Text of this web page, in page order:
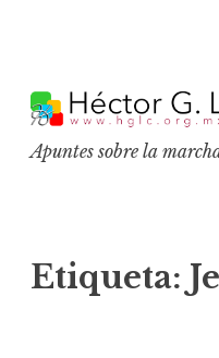
k
p
c
o
Apuntes sobre la
Etiqueta: